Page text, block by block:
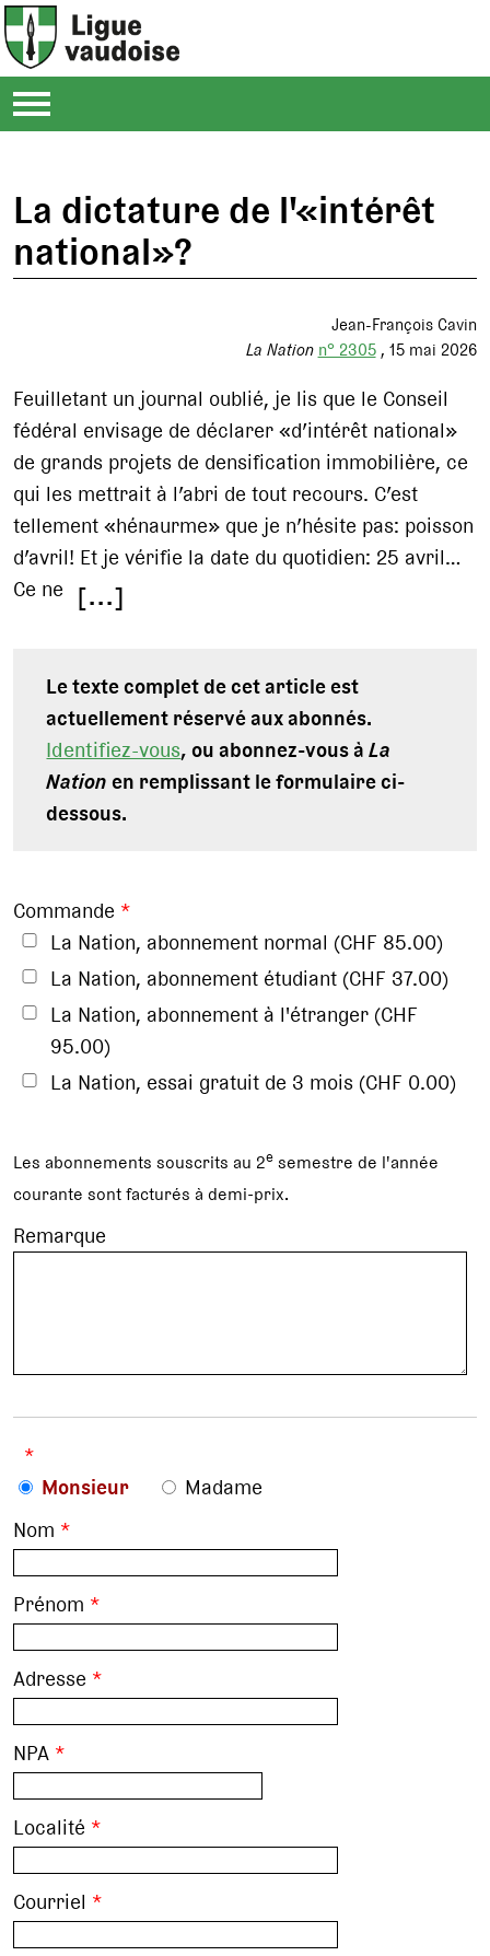
La dictature de l'«intérêt
national»?
Jean-François Cavin
La Nation n° 2305 15 mai 2026
Feuilletant un journal oublié, je lis que le Conseil
fédéral envisage de déclarer «d’intérêt national»
de grands projets de densification immobilière, ce
qui les mettrait à l’abri de tout recours. C’est
tellement «hénaurme» que je n’hésite pas: poisson
d’avril! Et je vérifie la date du quotidien: 25 avril…
Ce ne [...]
Le texte complet de cet article est
actuellement réservé aux abonnés.
Identifiez-vous, ou abonnez-vous àLa
Nationen remplissant le formulaire ci-
dessous.
Commande *
La Nation, abonnement normal (CHF 85.00)
La Nation, abonnement étudiant (CHF 37.00)
La Nation, abonnement à l'étranger (CHF
95.00)
La Nation, essai gratuit de 3 mois (CHF 0.00)
Les abonnements souscrits au 2e semestre de l'année
courante sont facturés à demi-prix.
Remarque
*
Monsieur
Madame
Nom *
Prénom *
Adresse *
NPA *
Localité *
Courriel *